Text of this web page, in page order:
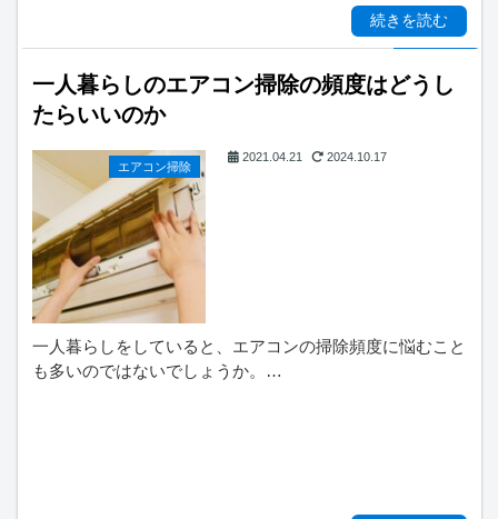
続きを読む
一人暮らしのエアコン掃除の頻度はどうし
たらいいのか
エアコン掃除
2021.04.21 2024.10.17
一人暮らしをしていると、エアコンの掃除頻度に悩むこと
も多いのではないでしょうか。…